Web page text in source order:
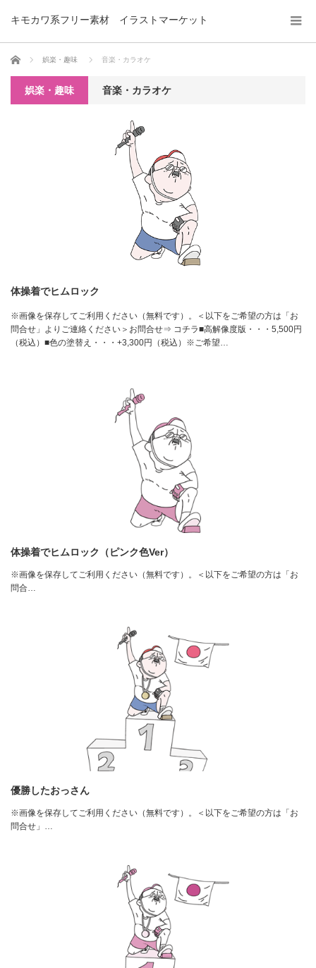
キモカワ系フリー素材 イラストマーケット
ホーム 娯楽・趣味 音楽・カラオケ
娯楽・趣味 音楽・カラオケ
体操着でヒムロック
※画像を保存してご利用ください（無料です）。＜以下をご希望の方は「お
問合せ」よりご連絡ください＞お問合せ⇒ コチラ■高解像度版・・・5,500円
（税込）■色の塗替え・・・+3,300円（税込）※ご希望…
体操着でヒムロック（ピンク色Ver）
※画像を保存してご利用ください（無料です）。＜以下をご希望の方は「お
問合…
優勝したおっさん
※画像を保存してご利用ください（無料です）。＜以下をご希望の方は「お
問合せ」…